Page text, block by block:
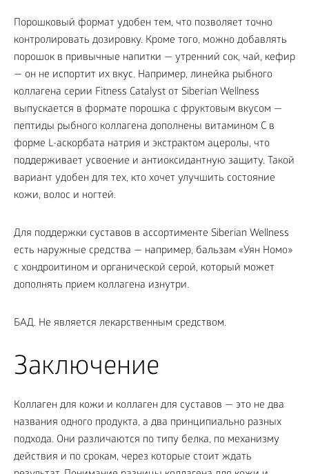
Порошковый формат удобен тем, что позволяет точно
контролировать дозировку. Кроме того, можно добавлять
порошок в привычные напитки — утренний сок, чай, кефир
— он не испортит их вкус. Например, линейка рыбного
коллагена серии Fitness Catalyst от Siberian Wellness
выпускается в формате порошка с фруктовым вкусом —
пептиды рыбного коллагена дополнены витамином C в
форме L-аскорбата натрия и экстрактом ацеролы, что
поддерживает усвоение и антиоксидантную защиту. Такой
вариант удобен для тех, кто хочет улучшить состояние
кожи, волос и ногтей.
Для поддержки суставов в ассортименте Siberian Wellness
есть наружные средства — например, бальзам «Уян Номо»
с хондроитином и органической серой, который может
дополнять прием коллагена изнутри.
БАД. Не является лекарственным средством.
Заключение
Коллаген для кожи и коллаген для суставов — это не два
названия одного продукта, а два принципиально разных
подхода. Они различаются по типу белка, по механизму
действия и по срокам, через которые стоит ждать